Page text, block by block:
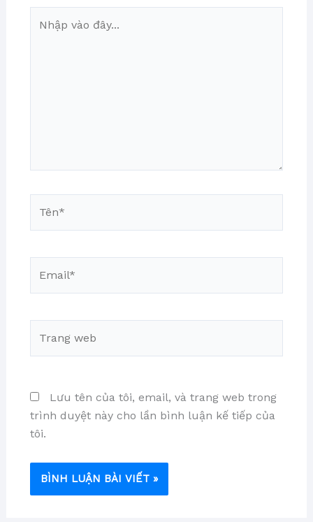
vào
web
Lưu tên của tôi, email, và trang web trong
trình duyệt này cho lần bình luận kế tiếp của
tôi.